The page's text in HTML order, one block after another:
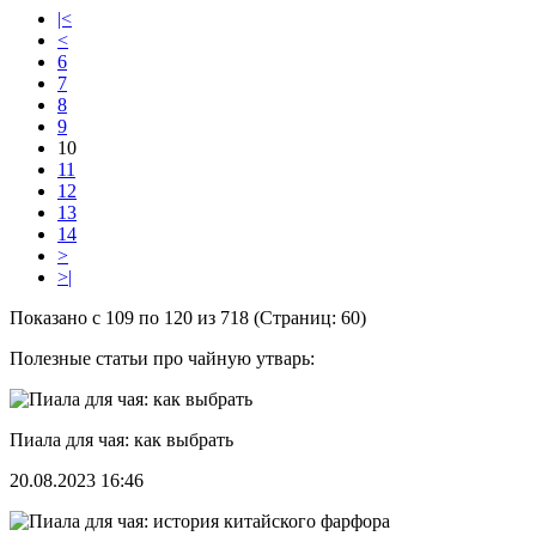
|<
<
6
7
8
9
10
11
12
13
14
>
>|
Показано с 109 по 120 из 718 (Страниц: 60)
Полезные статьи про чайную утварь:
Пиала для чая: как выбрать
20.08.2023 16:46